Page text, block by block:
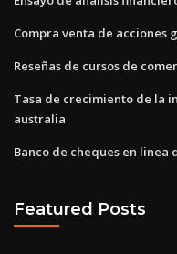
Compra venta de acciones
Reseñas de cursos de
Tasa de crecimiento de la
australia
Banco de cheques en linea
Featured Posts